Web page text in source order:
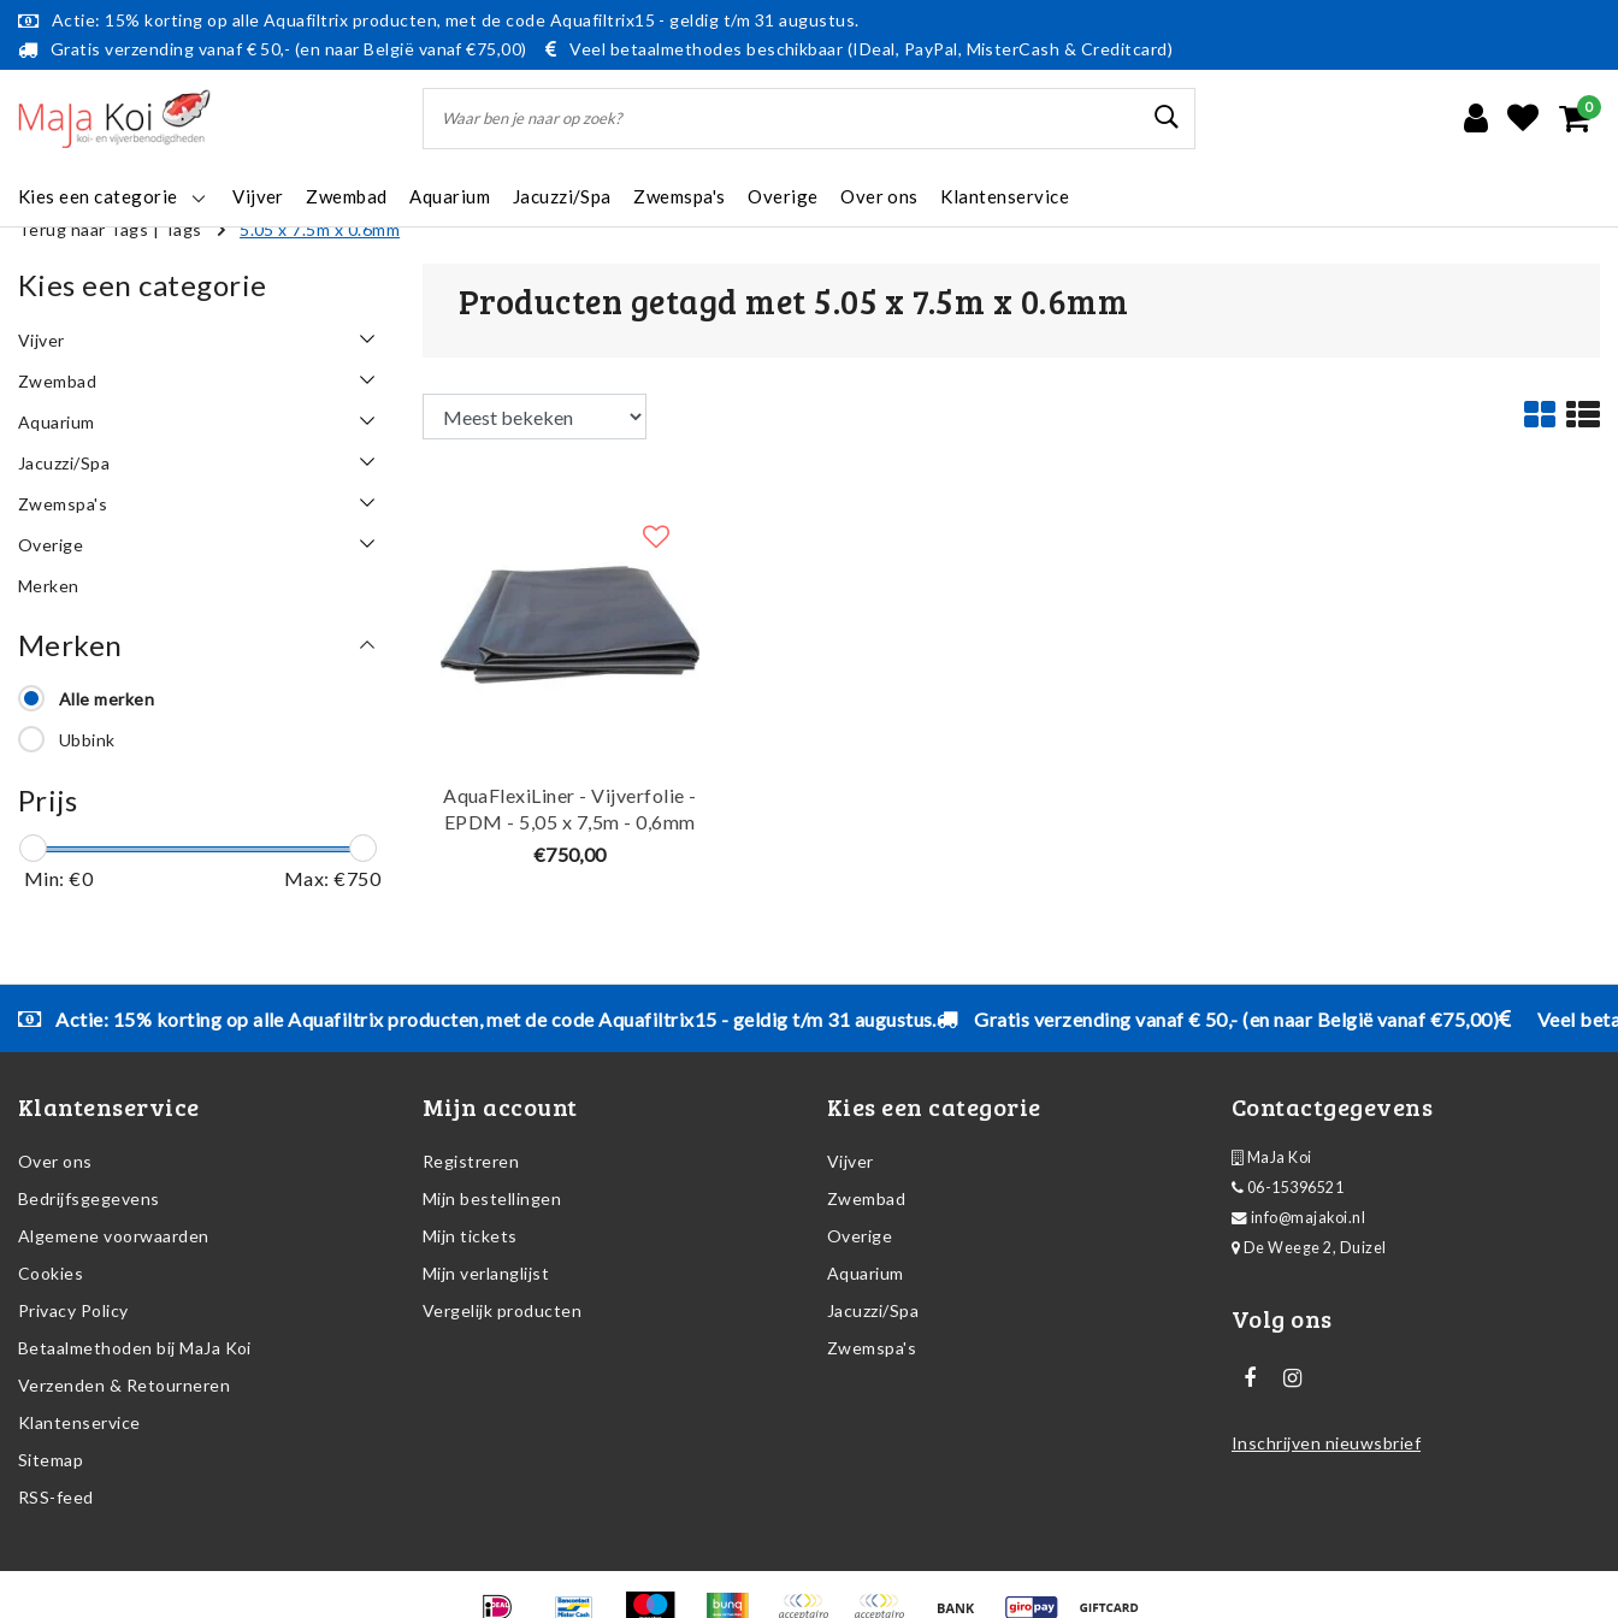
Actie: 15% korting op alle Aquafiltrix producten, met de code Aquafiltrix15 - geldig t/m 31 augustus.
Gratis verzending vanaf € 50,- (en naar België vanaf €75,00)
Veel betaalmethodes beschikbaar (IDeal, PayPal, MisterCash & Creditcard)
0
Kies een categorie Vijver Zwembad Aquarium Jacuzzi/Spa Zwemspa's Overige Over ons Klantenservice
Terug naar Tags|Tags 5.05 x 7.5m x 0.6mm
Kies een categorie
Vijver
Zwembad
Aquarium
Jacuzzi/Spa
Zwemspa's
Overige
Merken
Merken
Alle merken
Ubbink
Prijs
Min: €0 Max: €750
Producten getagd met 5.05 x 7.5m x 0.6mm
AquaFlexiLiner - Vijverfolie -
EPDM - 5,05 x 7,5m - 0,6mm
- Ubbink
€750,00
Actie: 15% korting op alle Aquafiltrix producten, met de code Aquafiltrix15 - geldig t/m 31 augustus. Gratis verzending vanaf € 50,- (en naar België vanaf €75,00) Veel
Klantenservice
Over ons
Bedrijfsgegevens
Algemene voorwaarden
Cookies
Privacy Policy
Betaalmethoden bij MaJa Koi
Verzenden & Retourneren
Klantenservice
Sitemap
RSS-feed
Mijn account
Registreren
Mijn bestellingen
Mijn tickets
Mijn verlanglijst
Vergelijk producten
Kies een categorie
Vijver
Zwembad
Overige
Aquarium
Jacuzzi/Spa
Zwemspa's
Contactgegevens
MaJa Koi
06-15396521
info@majakoi.nl
De Weege 2, Duizel
Volg ons
Inschrijven nieuwsbrief